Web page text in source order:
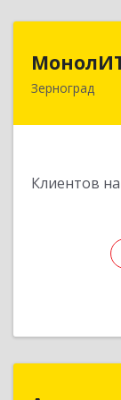
Зерноград
Клиентов
347740,